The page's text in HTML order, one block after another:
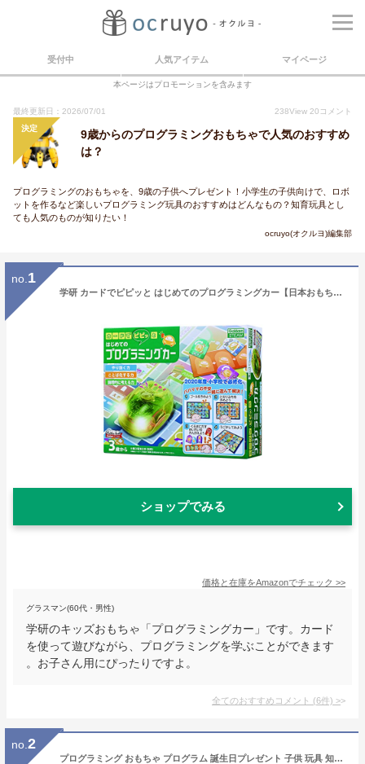
受付中 人気アイテム マイページ
本ページはプロモーションを含みます
最終更新日：2026/07/01 238View 20 コメント
決定
9歳からのプログラミングおもちゃで人気のおすすめ
は？
プログラミングのおもちゃを、9歳の子供へプレゼント！小学生の子供向けで、ロボ
ットを作るなど楽しいプログラミング玩具のおすすめはどんなもの？知育玩具とし
ても人気のものが知りたい！
ocruyo(オクルヨ)編集部
no. 1
学研 カードでピピッと はじめてのプログラミングカー【日本おもちゃ大賞2018エデュケーショナル・トイ部門 大賞】(対象年齢:3歳以上)83008
ショップでみる
価格と在庫をAmazonでチェック >>
グラスマン(60代・男性)
学研のキッズおもちゃ「プログラミングカー」です。カード
を使って遊びながら、プログラミングを学ぶことができます
。お子さん用にぴったりですよ。
全てのおすすめコメント (6件) >
no. 2
プログラミング おもちゃ プログラム 誕生日プレゼント 子供 玩具 知育玩具 プローボ専用 はたらくキット 誕生日 クリスマス プレゼント ギフト probo 4歳 5歳 6歳 7歳 8歳 9歳 10歳 小学生 男の子 女の子 学習 教材 PC スマホ 不要 ロボット ゲーム 遊び 電脳サーキット